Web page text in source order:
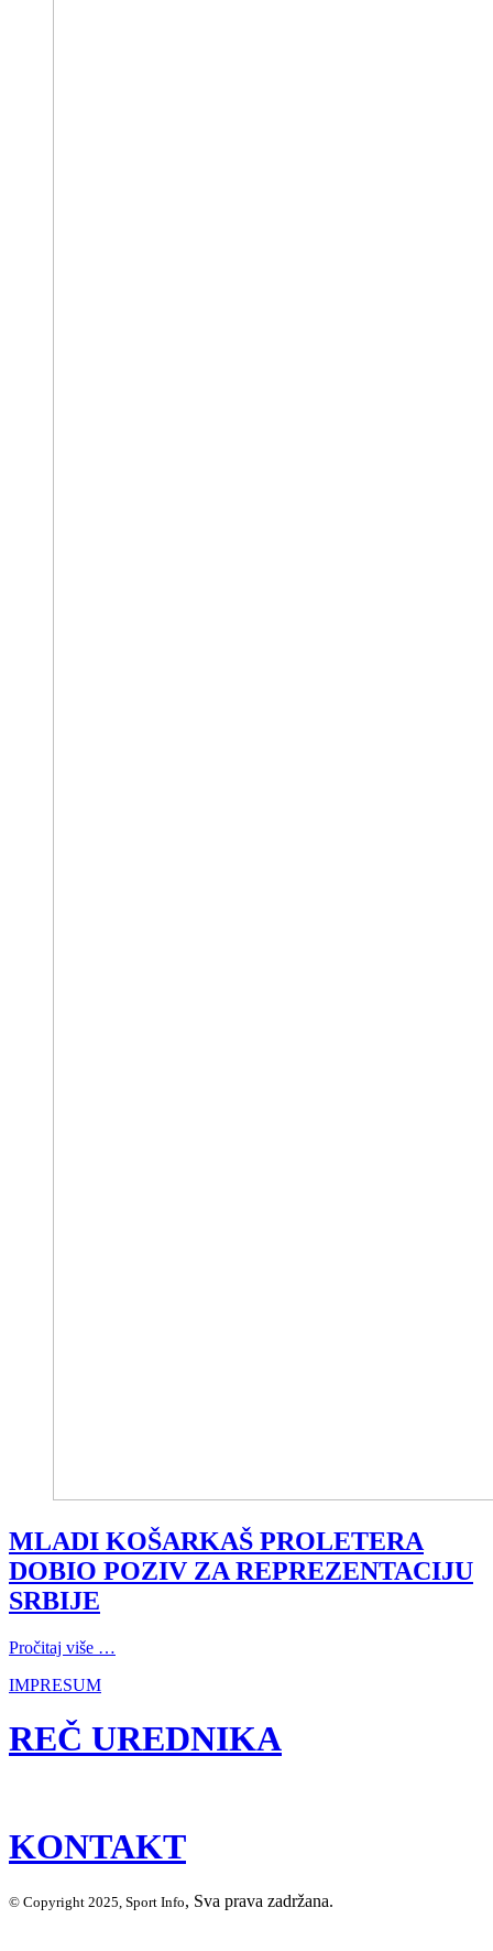
MLADI KOŠARKAŠ PROLETERA
DOBIO POZIV ZA REPREZENTACIJU
SRBIJE
Pročitaj više …
IMPRESUM
REČ UREDNIKA
KONTAKT
© Copyright 2025, Sport Info, Sva prava zadržana.